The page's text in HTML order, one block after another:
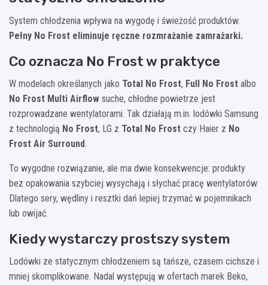
System chłodzenia wpływa na wygodę i świeżość produktów.
Pełny No Frost eliminuje ręczne rozmrażanie zamrażarki.
Co oznacza No Frost w praktyce
W modelach określanych jako Total No Frost, Full No Frost albo
No Frost Multi Airflow suche, chłodne powietrze jest
rozprowadzane wentylatorami. Tak działają m.in. lodówki Samsung
z technologią No Frost, LG z Total No Frost czy Haier z No
Frost Air Surround.
To wygodne rozwiązanie, ale ma dwie konsekwencje: produkty
bez opakowania szybciej wysychają i słychać pracę wentylatorów.
Dlatego sery, wędliny i resztki dań lepiej trzymać w pojemnikach
lub owijać.
Kiedy wystarczy prostszy system
Lodówki ze statycznym chłodzeniem są tańsze, czasem cichsze i
mniej skomplikowane. Nadal występują w ofertach marek Beko,